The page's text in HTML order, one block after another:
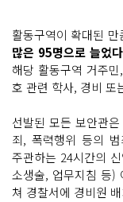
활동구역이 확대된 만
많은 95명으로 늘었
해당 활동구역 거주
호 관련 학사, 경비 또
선발된 모든 보안관
죄, 폭력행위 등의
주관하는 24시간의
소생술, 업무지침 등)
쳐 경찰서에 경비원